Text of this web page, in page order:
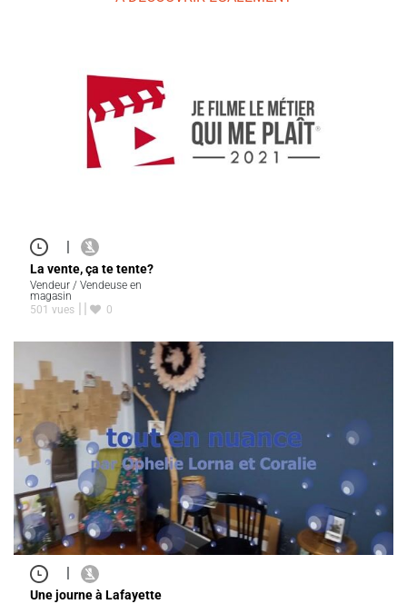
|
La vente, ça te tente?
Vendeur / Vendeuse en
magasin
501 vues
0
|
Une journe à Lafayette